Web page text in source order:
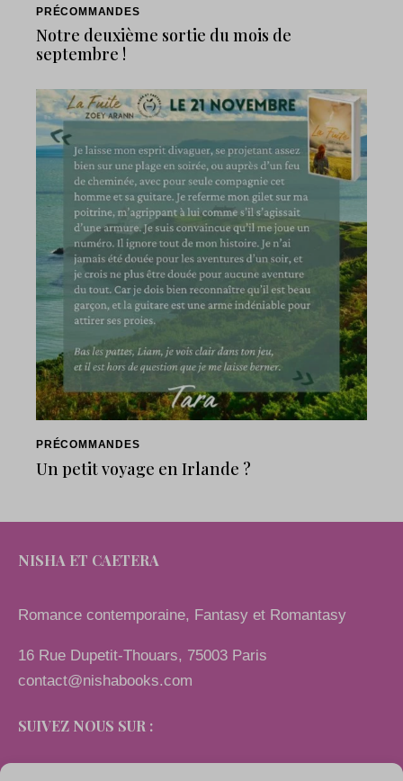
PRÉCOMMANDES
Notre deuxième sortie du mois de
septembre !
PRÉCOMMANDES
Un petit voyage en Irlande ?
NISHA ET CAETERA
Romance contemporaine, Fantasy et Romantasy
16 Rue Dupetit-Thouars, 75003 Paris
contact@nishabooks.com
SUIVEZ NOUS SUR :